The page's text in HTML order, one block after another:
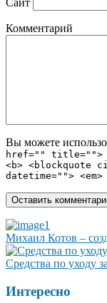
Сайт
Комментарий
Вы можете
href="" title="">
<b> <blockquote
datetime="">
Михаил Котов –
Средства по уходу
Интересно